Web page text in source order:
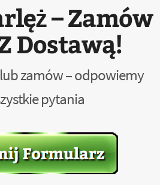
– Zamów
Dostawą!
zamów – odpowiemy
pytania